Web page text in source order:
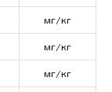
мг/кг
мг/кг
мг/кг